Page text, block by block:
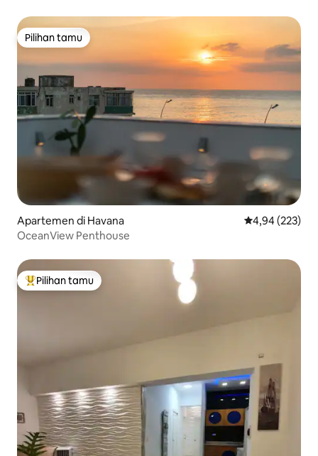
Pilihan tamu
Pilihan tamu
Apartemen di Havana Nilai rata-rata
4,94 (223)
OceanView Penthouse
Pilihan tamu terpopuler
Pilihan tamu